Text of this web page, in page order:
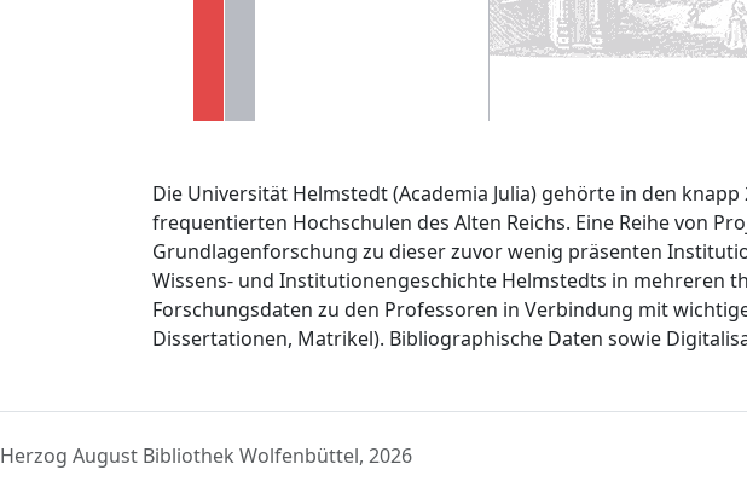
Die Universität Helmstedt (Academia Julia) gehörte in den
frequentierten Hochschulen des Alten Reichs. Eine Reihe von
Grundlagenforschung zu dieser zuvor wenig präsenten
Wissens- und Institutionengeschichte Helmstedts in mehreren
Forschungsdaten zu den Professoren in Verbindung mit
Dissertationen, Matrikel). Bibliographische Daten sowie
Herzog August Bibliothek Wolfenbüttel, 2026